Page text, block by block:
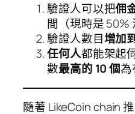
驗證人可以把佣
間（現時是 50%
驗證人數目增加
任何人都能架起
數最高的 10 個為
隨著 LikeCoin chain